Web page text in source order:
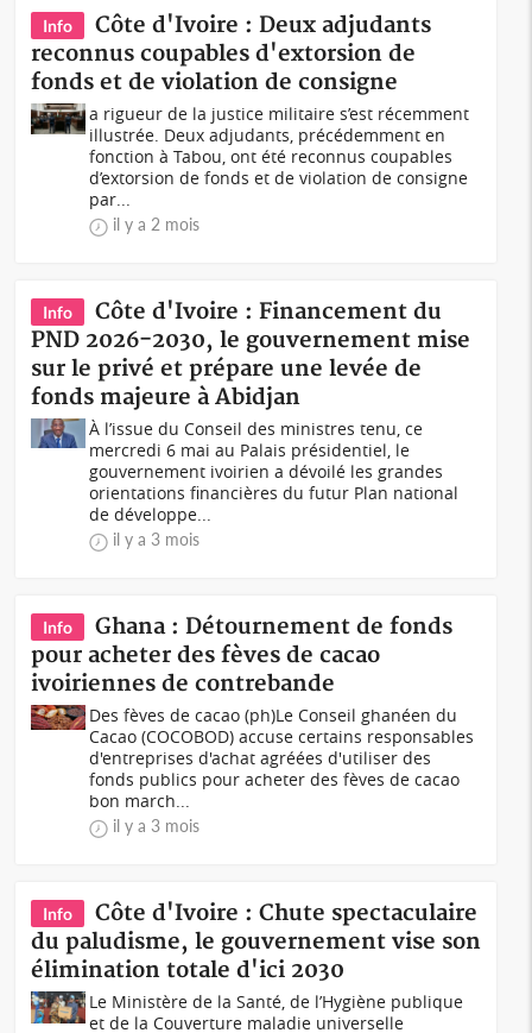
Info
Côte d'Ivoire : Deux adjudants
reconnus coupables d'extorsion de
fonds et de violation de consigne
a rigueur de la justice militaire s’est récemment
illustrée. Deux adjudants, précédemment en
fonction à Tabou, ont été reconnus coupables
d’extorsion de fonds et de violation de consigne
par...
il y a 2 mois
Info
Côte d'Ivoire : Financement du
PND 2026-2030, le gouvernement mise
sur le privé et prépare une levée de
fonds majeure à Abidjan
À l’issue du Conseil des ministres tenu, ce
mercredi 6 mai au Palais présidentiel, le
gouvernement ivoirien a dévoilé les grandes
orientations financières du futur Plan national
de développe...
il y a 3 mois
Info
Ghana : Détournement de fonds
pour acheter des fèves de cacao
ivoiriennes de contrebande
Des fèves de cacao (ph)Le Conseil ghanéen du
Cacao (COCOBOD) accuse certains responsables
d'entreprises d'achat agréées d'utiliser des
fonds publics pour acheter des fèves de cacao
bon march...
il y a 3 mois
Info
Côte d'Ivoire : Chute spectaculaire
du paludisme, le gouvernement vise son
élimination totale d'ici 2030
Le Ministère de la Santé, de l’Hygiène publique
et de la Couverture maladie universelle